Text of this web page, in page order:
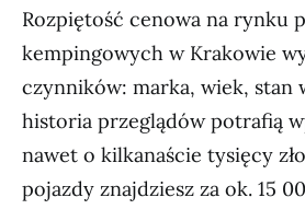
Rozpiętość cenowa na rynku
kempingowych w Krakowie
czynników: marka, wiek, stan
historia przeglądów potrafią
nawet o kilkanaście tysięcy
pojazdy znajdziesz za ok. 15